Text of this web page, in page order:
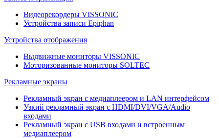
Видеорекордеры VISSONIC
Устройства записи Epiphan
Устройства отображения
Выдвижные мониторы VISSONIC
Моторизованные мониторы SOLTEC
Рекламные экраны
Рекламный экран с медиаплеером и LAN интерфейсом
Узкий рекламный экран с HDMI/DVI/VGA/Audio
входами
Рекламный экран с USB входами и встроенным
медиаплеером